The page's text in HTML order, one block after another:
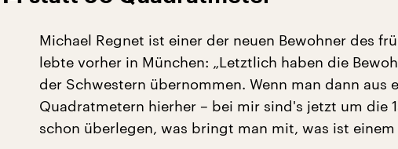
Michael Regnet ist einer der neuen Bewohner des
lebte vorher in München: „Letztlich haben die
der Schwestern übernommen. Wenn man dann aus
Quadratmetern hierher – bei mir sind's jetzt um die
schon überlegen, was bringt man mit, was ist